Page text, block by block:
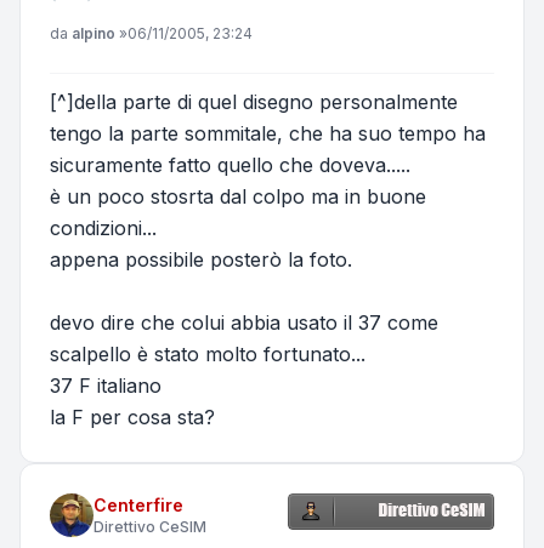
Messaggio
da alpino »06/11/2005, 23:24
[^]della parte di quel disegno personalmente
tengo la parte sommitale, che ha suo tempo ha
sicuramente fatto quello che doveva.....
è un poco stosrta dal colpo ma in buone
condizioni...
appena possibile posterò la foto.
devo dire che colui abbia usato il 37 come
scalpello è stato molto fortunato...
37 F italiano
la F per cosa sta?
Centerfire
Direttivo CeSIM